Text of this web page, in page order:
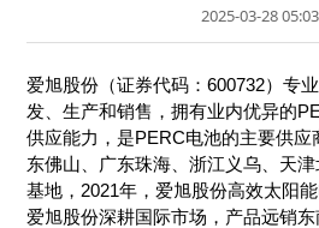
2025-03-28
爱旭股份（证券代码：600732）专
发、生产和销售，拥有业内优异的
供应能力，是PERC电池的主要供
东佛山、广东珠海、浙江义乌、天
基地，2021年，爱旭股份高效太阳
爱旭股份深耕国际市场，产品远销